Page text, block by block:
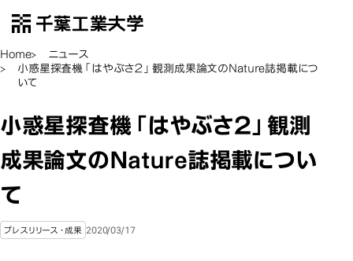
千葉工業大学
Open Menu
Home
ニュース
小惑星探査機「はやぶさ２」観測成果論文のNature誌掲載につ
いて
小惑星探査機「はやぶさ２」観測
成果論文のNature誌掲載につい
て
プレスリリース・成果 2020/03/17